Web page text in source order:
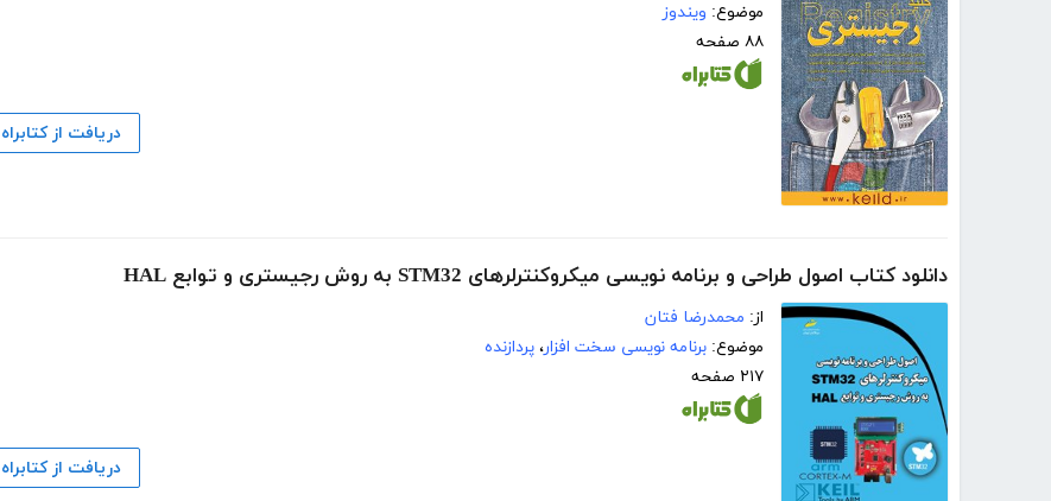
موضوع: ویندوز
۸۸ صفحه
دریافت از کتابراه
دانلود کتاب اصول طراحی و برنامه نویسی میکروکنترلرهای STM32 به روش رجیستری و توابع HAL
از: محمدرضا فتان
موضوع: برنامه نویسی سخت افزار، پردازنده
۲۱۷ صفحه
دریافت از کتابراه